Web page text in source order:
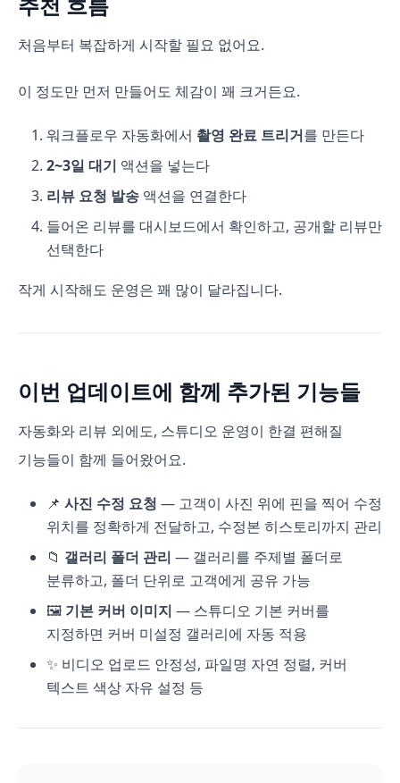
처음부터 복잡하게 시작할 필요 없어요.
이 정도만 먼저 만들어도 체감이 꽤 크거든요.
워크플로우 자동화에서 촬영 완료 트리거를 만든다
2~3일 대기 액션을 넣는다
리뷰 요청 발송 액션을 연결한다
들어온 리뷰를 대시보드에서 확인하고, 공개할 리뷰만
선택한다
작게 시작해도 운영은 꽤 많이 달라집니다.
이번 업데이트에 함께 추가된 기능들
자동화와 리뷰 외에도, 스튜디오 운영이 한결 편해질
기능들이 함께 들어왔어요.
📌 사진 수정 요청 — 고객이 사진 위에 핀을 찍어 수정
위치를 정확하게 전달하고, 수정본 히스토리까지 관리
📁 갤러리 폴더 관리 — 갤러리를 주제별 폴더로
분류하고, 폴더 단위로 고객에게 공유 가능
🖼️ 기본 커버 이미지 — 스튜디오 기본 커버를
지정하면 커버 미설정 갤러리에 자동 적용
✨ 비디오 업로드 안정성, 파일명 자연 정렬, 커버
텍스트 색상 자유 설정 등